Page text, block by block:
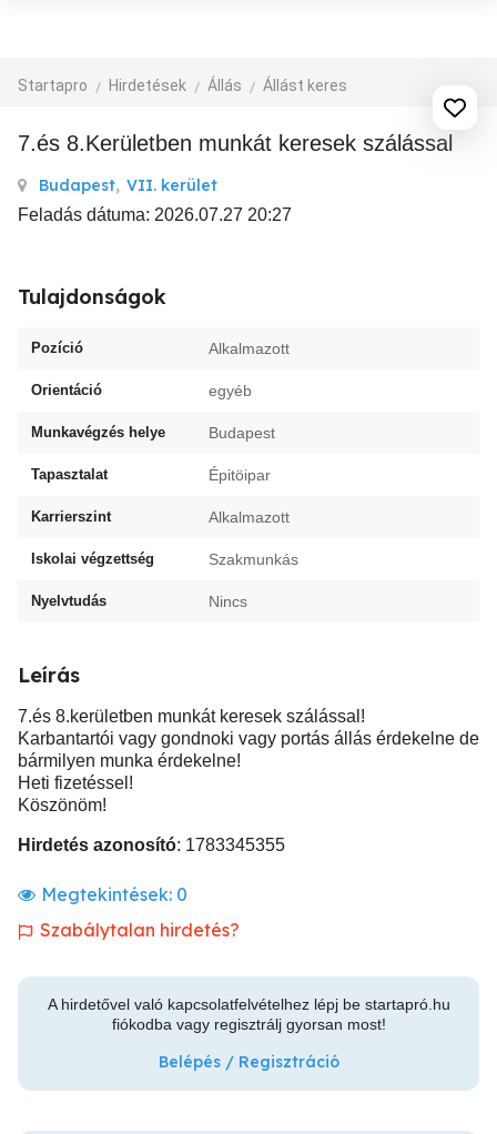
Startapro Hirdetések Állás Állást keres
7.és 8.Kerületben munkát keresek szálással
Budapest, VII. kerület
Feladás dátuma: 2026.07.27 20:27
Tulajdonságok
Pozíció Alkalmazott
Orientáció egyéb
Munkavégzés helye Budapest
Tapasztalat Épitöipar
Karrierszint Alkalmazott
Iskolai végzettség Szakmunkás
Nyelvtudás Nincs
Leírás
7.és 8.kerületben munkát keresek szálással!
Karbantartói vagy gondnoki vagy portás állás érdekelne de
bármilyen munka érdekelne!
Heti fizetéssel!
Köszönöm!
Hirdetés azonosító: 1783345355
Megtekintések: 0
Szabálytalan hirdetés?
A hirdetővel való kapcsolatfelvételhez lépj be startapró.hu
fiókodba vagy regisztrálj gyorsan most!
Belépés / Regisztráció